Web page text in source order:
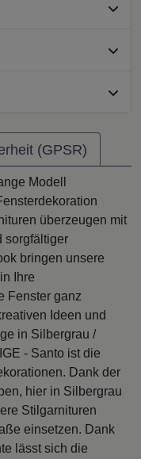
(GPSR)
Modell
überzeugen mit
sorgfältiger
bringen unsere
Ihre
Fenster ganz
Ideen und
in Silbergrau /
- Santo ist die
Dank der
hier in Silbergrau
Stilgarnituren
einsetzen. Dank
lässt sich die